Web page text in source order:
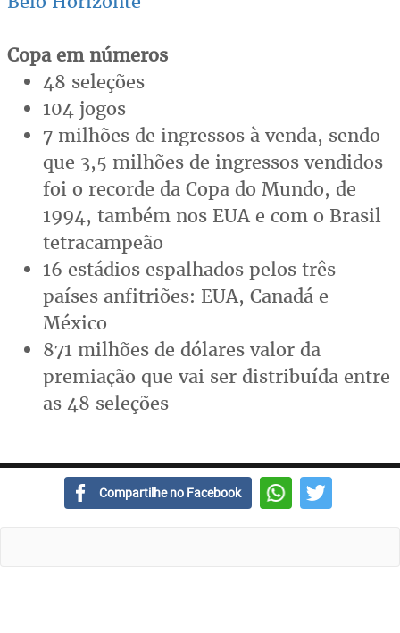
Copa em números
48 seleções
104 jogos
7 milhões de ingressos à venda, sendo
que 3,5 milhões de ingressos vendidos
foi o recorde da Copa do Mundo, de
1994, também nos EUA e com o Brasil
tetracampeão
16 estádios espalhados pelos três
países anfitriões: EUA, Canadá e
México
871 milhões de dólares valor da
premiação que vai ser distribuída entre
as 48 seleções
Compartilhe no Facebook